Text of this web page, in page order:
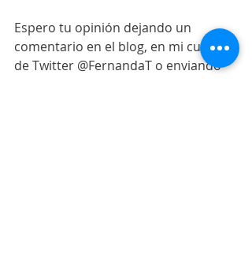
Espero tu opinión dejando un
comentario en el blog, en mi cuenta
de Twitter @FernandaT o enviando